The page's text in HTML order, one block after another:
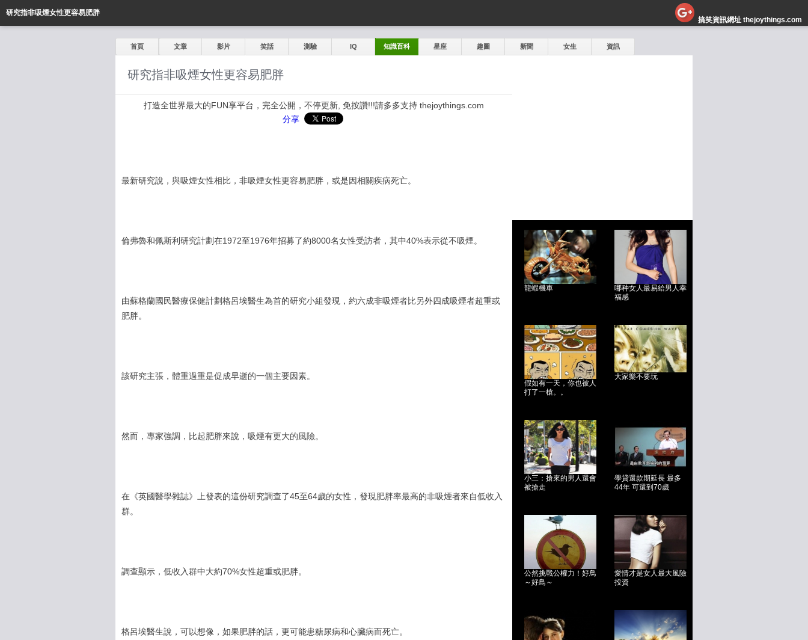
研究指非吸煙女性更容易肥胖
搞笑資訊網址 thejoythings.com
首頁 文章 影片 笑話 測驗 IQ 知識百科 星座 趣圖 新聞 女生 資訊
龍蝦機車
哪种女人最易給男人幸
福感
假如有一天，你也被人
打了一槍。。
大家樂不要玩
小三：搶來的男人還會
被搶走
學貸還款期延長 最多
44年 可還到70歲
公然挑戰公權力！好鳥
～好鳥～
愛情才是女人最大風險
投資
研究指非吸煙女性更容易肥胖
打造全世界最大的FUN享平台，完全公開，不停更新, 免按讚!!!請多多支持 thejoythings.com
分享
最新研究說，與吸煙女性相比，非吸煙女性更容易肥胖，或是因相關疾病死亡。
倫弗魯和佩斯利研究計劃在1972至1976年招募了約8000名女性受訪者，其中40%表示從不吸煙。
由蘇格蘭國民醫療保健計劃格呂埃醫生為首的研究小組發現，約六成非吸煙者比另外四成吸煙者超重或
肥胖。
該研究主張，體重過重是促成早逝的一個主要因素。
然而，專家強調，比起肥胖來說，吸煙有更大的風險。
在《英國醫學雜誌》上發表的這份研究調查了45至64歲的女性，發現肥胖率最高的非吸煙者來自低收入
群。
調查顯示，低收入群中大約70%女性超重或肥胖。
格呂埃醫生說，可以想像，如果肥胖的話，更可能患糖尿病和心臟病而死亡。